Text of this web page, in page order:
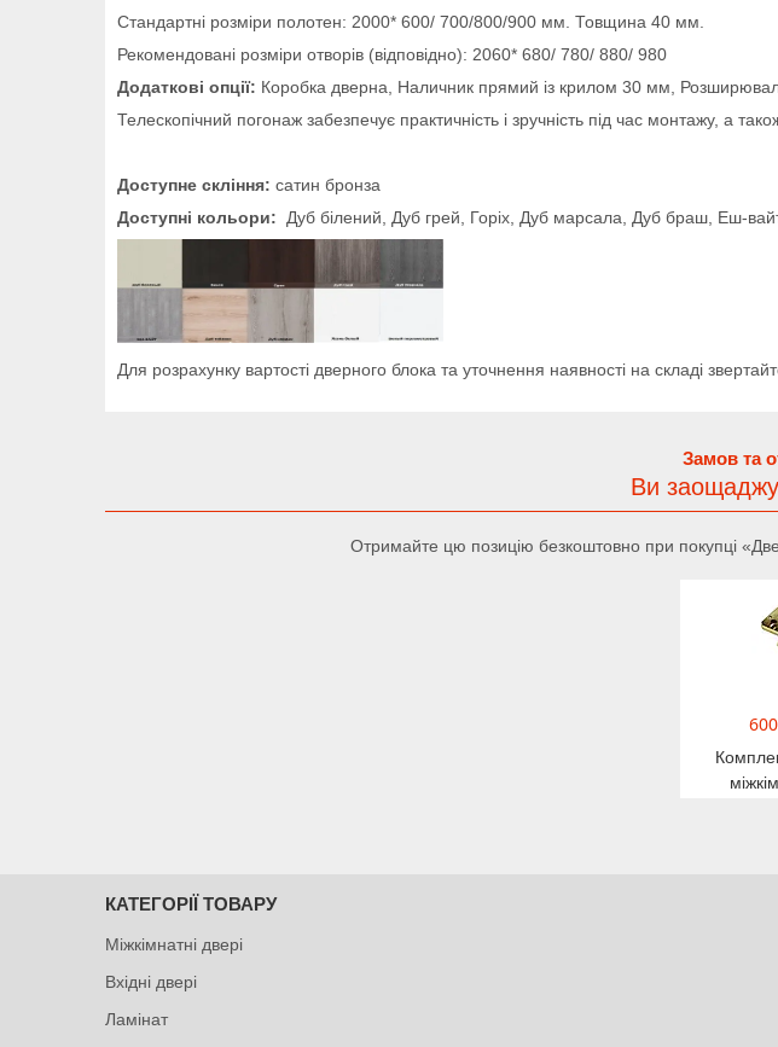
Стандартні розміри полотен: 2000* 600/ 700/800/900 мм. Товщина 40 мм.
Рекомендовані розміри отворів (відповідно): 2060* 680/ 780/ 880/ 980
Додаткові опції: Коробка дверна, Наличник прямий із крилом 30 мм,
Телескопічний погонаж забезпечує практичність і зручність під час монтажу, а
Доступне скління: сатин бронза
Доступні кольори: Дуб білений, Дуб грей, Горіх, Дуб марсала, Дуб браш, Еш-
Для розрахунку вартості дверного блока та уточнення наявності на складі
Замов та
Ви
Отримайте цю позицію безкоштовно при покупці
КАТЕГОРІЇ ТОВАРУ
Міжкімнатні двері
Вхідні двері
Ламінат